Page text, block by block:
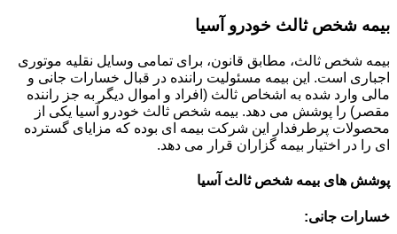
بیمه شخص ثالث خودرو آسیا
بیمه شخص ثالث، مطابق قانون، برای تمامی وسایل نقلیه موتوری
اجباری است. این بیمه مسئولیت راننده در قبال خسارات جانی و
مالی وارد شده به اشخاص ثالث (افراد و اموال دیگر به جز راننده
مقصر) را پوشش می دهد. بیمه شخص ثالث خودرو آسیا یکی از
محصولات پرطرفدار این شرکت بیمه ای بوده که مزایای گسترده
ای را در اختیار بیمه گزاران قرار می دهد.
پوشش های بیمه شخص ثالث آسیا
خسارات جانی: